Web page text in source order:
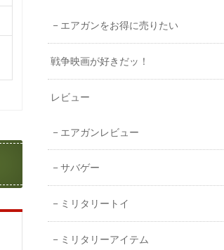
エアガンをお得に売りたい
戦争映画が好きだッ！
レビュー
エアガンレビュー
サバゲー
ミリタリートイ
ミリタリーアイテム